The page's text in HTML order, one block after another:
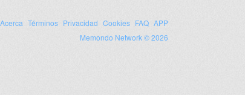
Acerca Términos Privacidad Cookies FAQ APP
Memondo Network © 2026